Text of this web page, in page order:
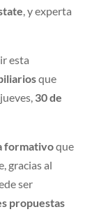
, y experta
esta
que
30 de
formativoque
gracias al
ser
propuestas